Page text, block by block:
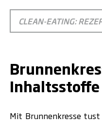
CLEAN-EATING:
Mit Brunnenkresse